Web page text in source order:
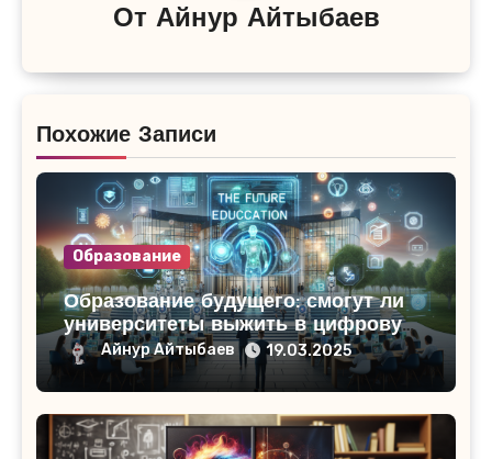
От Айнур Айтыбаев
Похожие Записи
Образование
Образование будущего: смогут ли
университеты выжить в цифровую
эпохуАйнур Айтыбаев 19.03.2025